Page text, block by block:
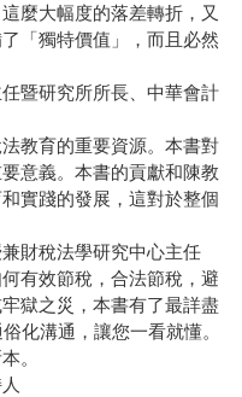
麼大幅度的落差轉折，又
「獨特價值」，而且必然
暨研究所所長、中華會計
教育的重要資源。本書對
意義。本書的貢獻和陳教
實踐的發展，這對於整個
財稅法學研究中心主任
有效節稅，合法節稅，避
獄之災，本書有了最詳盡
化溝通，讓您一看就懂。
。